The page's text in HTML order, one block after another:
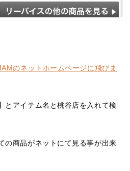
のネットホームページに飛びま
アイテム名と桃谷店を入れて検
商品がネットにて見る事が出来